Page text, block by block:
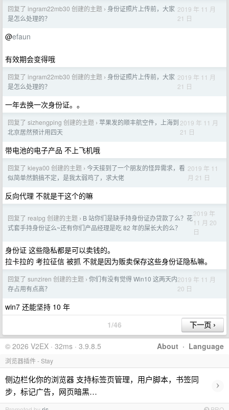
回复了 ingram22mb30 创建的主题 › 身份证照片上传前，大家
是怎么处理的？
2019 年 11 月
21 日
@efaun
有效期会变得哦
回复了 ingram22mb30 创建的主题 › 身份证照片上传前，大家
是怎么处理的？
2019 年 11 月
21 日
一年去换一次身份证。。
回复了 sizhengping 创建的主题 › 苹果发的顺丰航空件，上海到
北京居然预计用四天
2019 年 11 月
21 日
带电池的电子产品 不上飞机哦
回复了 kieya00 创建的主题 › 今天接到了一个朋友的怪异需求，看
似简单然鹅搞不定，是我太弱鸡了，求大佬
2019 年 11
月 21 日
反向代理 不就是干这个的嘛
回复了 realpg 创建的主题 › B 站你们是缺手持身份证办贷款了么？花
式套手持身份证么~还有你们产品经理是吃 82 年的屎长大的么？
2019 年
11 月 20
日
身份证 这些隐私都是可以卖钱的。
拉卡拉的 考拉征信 被抓 不就是因为贩卖保存这些身份证隐私嘛。
回复了 sunziren 创建的主题 › 你们有没有觉得 Win10 这两天内
存占用有点高？
2019 年 11 月
20 日
win7 还能坚持 10 年
1/46
About · Language
© 2026 V2EX · 32ms · 3.9.8.5
浏览器插件 - Stay
侧边栏化你的浏览器 支持标签页管理，用户脚本，书签同
步，标记广告，网页暗黑…
›